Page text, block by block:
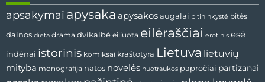
apsakymai apysaka apysakos augalai bitininkystė bitės
dainos dieta drama dvikalbė eiliuota eilėraščiai erotinis esė
indėnai istorinis komiksai kraštotyra Lietuva lietuvių
mityba monografija natos novelės nuotraukos papročiai partizanai